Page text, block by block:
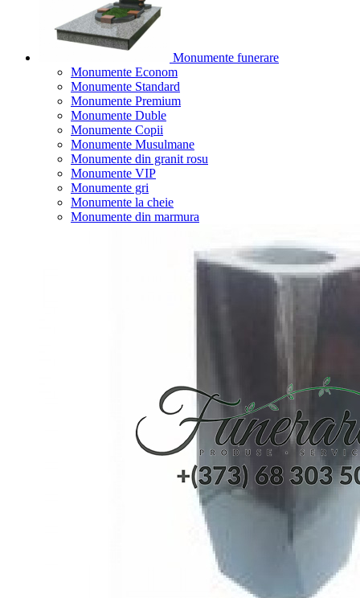
Monumente funerare
Monumente Econom
Monumente Standard
Monumente Premium
Monumente Duble
Monumente Copii
Monumente Musulmane
Monumente din granit rosu
Monumente VIP
Monumente gri
Monumente la cheie
Monumente din marmura